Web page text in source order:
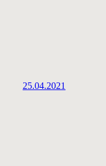
25.04.2021